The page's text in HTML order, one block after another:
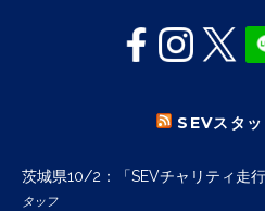
SEVスタ
茨城県10/2：「SEVチャリティ走
タッフ